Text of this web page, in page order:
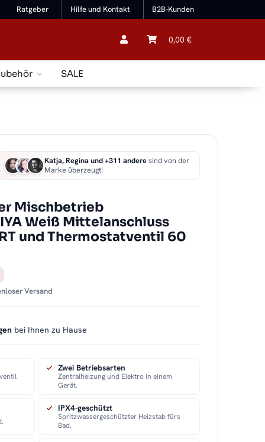
Ratgeber Hilfe und Kontakt B2B-Kunden
0,00 €
SALE
Katja, Regina und +311 anderesind von der
Marke überzeugt!
Mischbetrieb
Weiß Mittelanschluss
und Thermostatventil 60
Versand
bei Ihnen zu Hause
Zwei Betriebsarten
Zentralheizung und Elektro in einem
Gerät.
IPX4-geschützt
Spritzwassergeschützter Heizstab fürs
Bad.